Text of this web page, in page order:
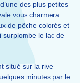
des plus petites
vous charmera.
de pêche colorés et
surplombe le lac de
situé sur la rive
minutes par le